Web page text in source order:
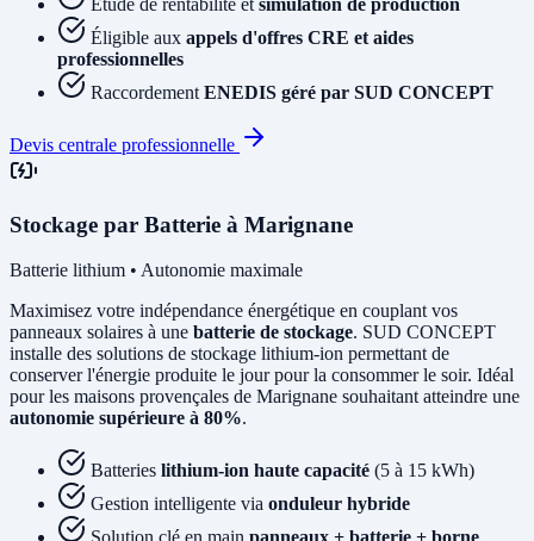
Éligible aux appels d'offres CRE et aides
professionnelles
Raccordement ENEDIS géré par SUD CONCEPT
Devis centrale professionnelle
Stockage par Batterie à Marignane
Batterie lithium • Autonomie maximale
Maximisez votre indépendance énergétique en couplant vos
panneaux solaires à une batterie de stockage. SUD CONCEPT
installe des solutions de stockage lithium-ion permettant de
conserver l'énergie produite le jour pour la consommer le soir. Idéal
pour les maisons provençales de Marignane souhaitant atteindre une
autonomie supérieure à 80%.
Batteries lithium-ion haute capacité (5 à 15 kWh)
Gestion intelligente via onduleur hybride